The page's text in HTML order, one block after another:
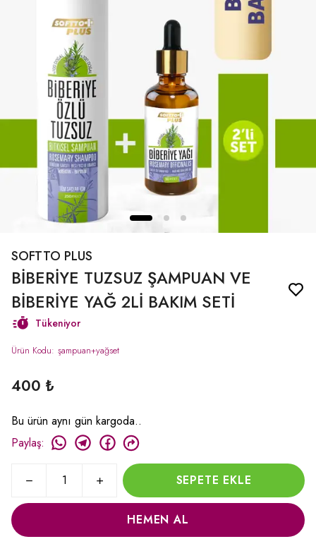
SOFTTO PLUS
BİBERİYE TUZSUZ ŞAMPUAN VE
BİBERİYE YAĞ 2Lİ BAKIM SETİ
Tükeniyor
Ürün Kodu: şampuan+yağset
400 ₺
Bu ürün aynı gün kargoda..
Paylaş:
SEPETE EKLE
HEMEN AL